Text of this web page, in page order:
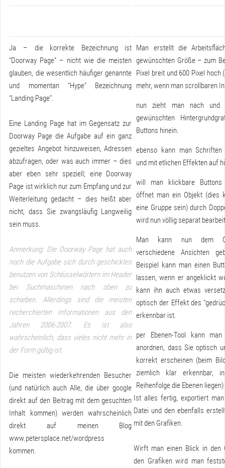
Ja – die korrekte Bezeichnung ist
“Doorway Page” – nicht wie die meisten
glauben, die wesentlich häufiger genannte
und momentan “Hype” Bezeichnung
“Landing Page”.
Eine Landing Page hat im Gegensatz zur
Doorway Page die Aufgabe auf ein ganz
gezieltes Angebot hinzuweisen, Adressen
abzufragen, oder was auch immer – dies
aber eben sehr speziell; eine Doorway
Page ist wirklich nur zum Empfang und zur
Weiterleitung gedacht – dies heißt aber
nicht, dass Sie zwangsläufig Langweilig
sein muss.
Anmerkung: Die Doorway Page hat auch
noch die Aufgabe sich durch geschicktes
benutzen von Schlüsselwörtern im Header
bei Suchmaschinen nach oben zu
schieben. Allerdings sind die meisten
recherchierten Informationen aus den
Jahren 2006-2007. Es ist also
wahrscheinlich, dass vieles nicht mehr in
der Form gültig ist.
Die meisten wiederkehrenden Besucher
(und natürlich auch Alle, die über google
direkt auf den Beitrag mit dem gesuchten
Inhalt kommen) werden wahrscheinlich
direkt auf meinen Blog
www.petersplace.net/wordpress
kommen.
Man erstellt die
gewünschten Größe – zum
Pixel breit und 600 Pixel hoch
mehr, wenn man scrollbaren
nun zieht man nach und
gewünschten
Buttons hinein.
ebenso kann man Schriften
und mit etlichen Effekten auf
will man klickbare Buttons
öffnet man ein Objekt (dies
eine Gruppe sein) durch
wird nun völlig separat
Man kann nun dem
verschiedene Ansichten
Beispiel kann man einen
lassen, wenn er angeklickt
kann ihn auch etwas
optisch der Effekt des
erkennbar ist.
per Ebenen-Tool kann man
anordnen, dass Sie optisch
korrekt erscheinen (beim
ziemlich klar erkennbar,
Reihenfolge die Ebenen liegen)
Ist alles fertig, exportiert
Datei und den ebenfalls
mit den Grafiken.
Wirft man einen Blick in den
den Grafiken wird man